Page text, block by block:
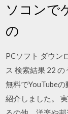
ソコンで
の
PCソフト ダウン
ス 検索結果 22
無料でYouTube
紹介しました。